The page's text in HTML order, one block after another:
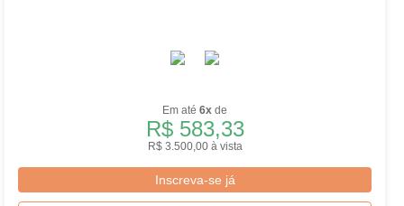
Em até 6x de
R$ 583,33
R$ 3.500,00 à vista
Inscreva-se já